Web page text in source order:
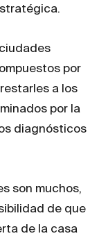
por
a los
por la
diagnósticos
son muchos,
de que
de la casa